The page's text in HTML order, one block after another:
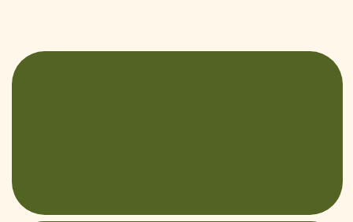
Мы будем веселиться, учиться
мероприятие завершилось